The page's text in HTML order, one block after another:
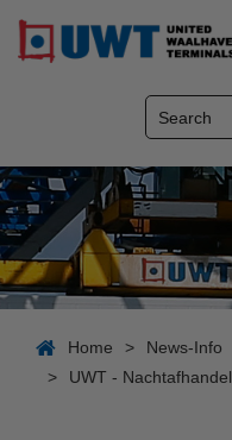
Home >
News-Info
>
UWT -